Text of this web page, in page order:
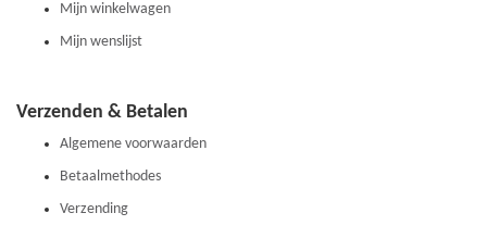
Mijn winkelwagen
Mijn wenslijst
Verzenden & Betalen
Algemene voorwaarden
Betaalmethodes
Verzending